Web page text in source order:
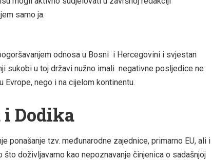
samo ja.
odnosa u Bosni i Hercegovini i svjestan
sukobi u toj državi nužno imali negativne posljedice ne
nego i na cijelom kontinentu.
i Dodika
ponašanje tzv. međunarodne zajednice, primarno EU, ali i
što doživljavamo kao nepoznavanje činjenica o sadašnjoj